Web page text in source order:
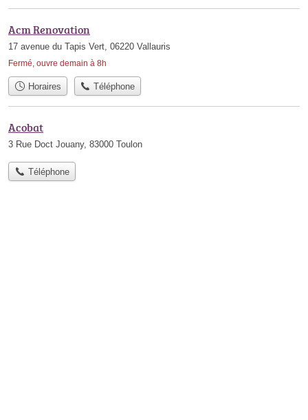
Acm Renovation
17 avenue du Tapis Vert, 06220 Vallauris
Fermé, ouvre demain à 8h
Horaires Téléphone
Acobat
3 Rue Doct Jouany, 83000 Toulon
Téléphone